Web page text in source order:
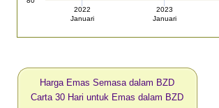
2022
Januari
2023
Januari
Harga Emas Semasa dalam BZD
Carta 30 Hari untuk Emas dalam BZD